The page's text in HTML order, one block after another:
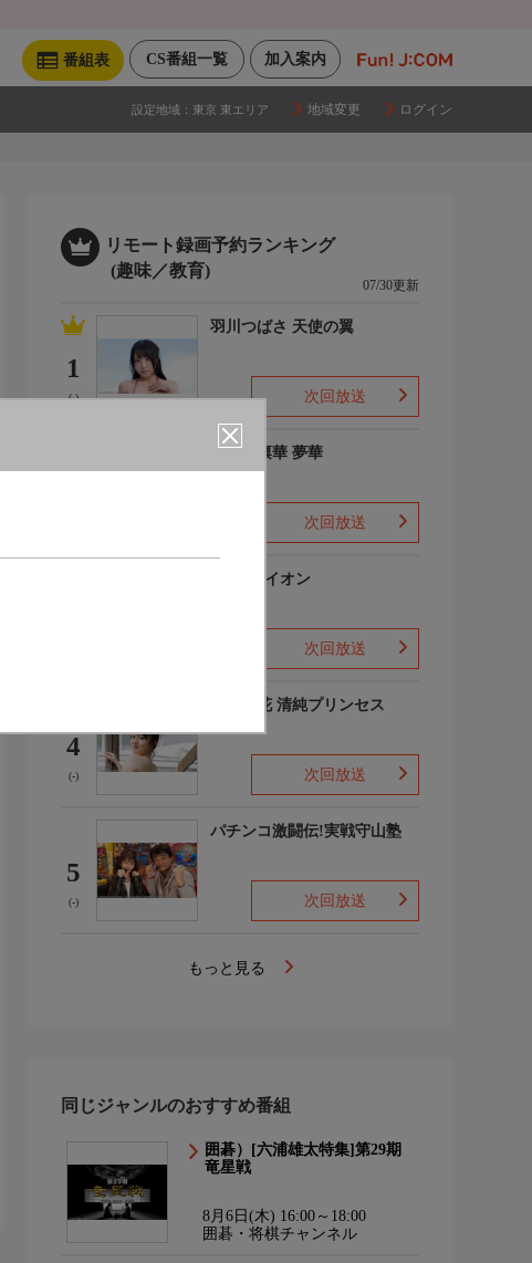
加入案内
CS番組一覧
番組表
設定地域： 東京 東エリア 地域変更 ログイン
リモート録画予約ランキング
(趣味／教育)
07/30更新
1
(-)
羽川つばさ 天使の翼
次回放送
ゆめの凛華 夢華
次回放送
3月のライオン
次回放送
4
(-)
吉田優花 清純プリンセス
次回放送
5
(-)
パチンコ激闘伝!実戦守山塾
次回放送
もっと見る
同じジャンルのおすすめ番組
囲碁）[六浦雄太特集]第29期
竜星戦
8月6日(木) 16:00～18:00
囲碁・将棋チャンネル